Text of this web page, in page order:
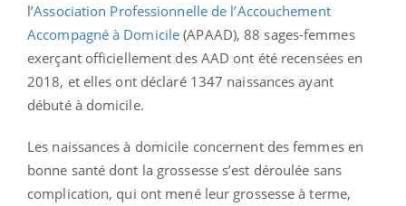
l’Association Professionnelle de l’Accouchement
Accompagné à Domicile (APAAD), 88 sages-femmes
exerçant officiellement des AAD ont été recensées en
2018, et elles ont déclaré 1347 naissances ayant
débuté à domicile.
Les naissances à domicile concernent des femmes en
bonne santé dont la grossesse s’est déroulée sans
complication, qui ont mené leur grossesse à terme,